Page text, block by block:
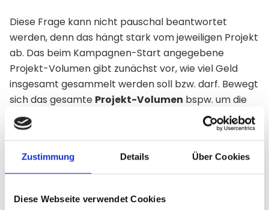
Zustimmung Details Über Cookies
Diese Webseite verwendet Cookies
Diese Frage kann nicht pauschal beantwortet
werden, denn das hängt stark vom jeweiligen Projekt
ab. Das beim Kampagnen-Start angegebene
Projekt-Volumen gibt zunächst vor, wie viel Geld
insgesamt gesammelt werden soll bzw. darf. Bewegt
sich das gesamte Projekt-Volumen bspw. um die
5000 EUR, so kann nicht einfach beliebig mehr
investiert werden. Zum anderen existiert eine
natürliche Personen sowie teilweise ein
Mindestanlagebetrag, der von Projekt zu Projekt
stark variieren kann: